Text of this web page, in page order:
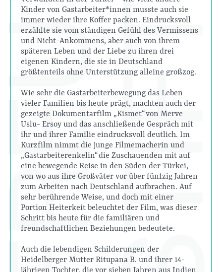
Kinder von Gastarbeiter*innen musste auch sie
immer wieder ihre Koffer packen. Eindrucksvoll
erzählte sie vom ständigen Gefühl des Vermissens
und Nicht-Ankommens, aber auch von ihrem
späteren Leben und der Liebe zu ihren drei
eigenen Kindern, die sie in Deutschland
größtenteils ohne Unterstützung alleine großzog.
Wie sehr die Gastarbeiterbewegung das Leben
vieler Familien bis heute prägt, machten auch der
gezeigte Dokumentarfilm „Kismet“ von Merve
Uslu- Ersoy und das anschließende Gespräch mit
ihr und ihrer Familie eindrucksvoll deutlich. Im
Kurzfilm nimmt die junge Filmemacherin und
„Gastarbeiterenkelin“ die Zuschauenden mit auf
eine bewegende Reise in den Süden der Türkei,
von wo aus ihre Großväter vor über fünfzig Jahren
zum Arbeiten nach Deutschland aufbrachen. Auf
sehr berührende Weise, und doch mit einer
Portion Heiterkeit beleuchtet der Film, was dieser
Schritt bis heute für die familiären und
freundschaftlichen Beziehungen bedeutete.
Auch die lebendigen Schilderungen der
Heidelberger Mutter Ritupana B. und ihrer 14-